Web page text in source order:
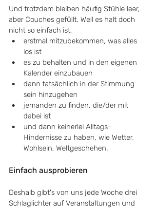
Und trotzdem bleiben häufig Stühle leer,
aber Couches gefüllt. Weil es halt doch
nicht so einfach ist,
erstmal mitzubekommen, was alles
los ist
es zu behalten und in den eigenen
Kalender einzubauen
dann tatsächlich in der Stimmung
sein hinzugehen
jemanden zu finden, die/der mit
dabei ist
und dann keinerlei Alltags-
Hindernisse zu haben, wie Wetter,
Wohlsein, Weltgeschehen.
Einfach ausprobieren
Deshalb gibt's von uns jede Woche drei
Schlaglichter auf Veranstaltungen und